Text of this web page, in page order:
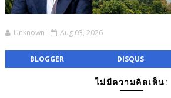
Unknown Aug 03, 2026
BLOGGER DISQUS
ไม่มีความคิดเห็น: